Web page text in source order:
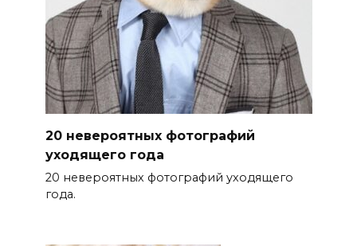
20 невероятных фотографий
уходящего года
20 невероятных фотографий уходящего
года.